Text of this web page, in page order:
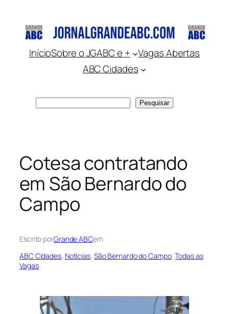
conteúdo
InícioSobre o JGABC e +
Vagas Abertas
ABC Cidades
Pesquisar
Cotesa contratando
em São Bernardo do
Campo
Escrito porGrande ABCem
ABC Cidades, Notícias, São Bernardo do Campo, Todas as
Vagas